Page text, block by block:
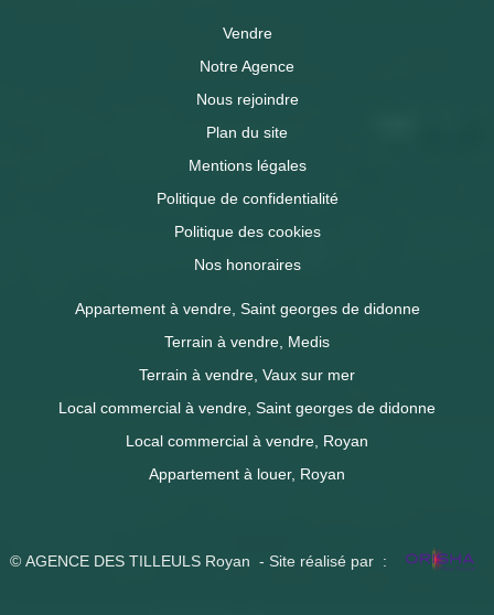
Vendre
Notre Agence
Nous rejoindre
Plan du site
Mentions légales
Politique de confidentialité
Politique des cookies
Nos honoraires
Appartement à vendre, Saint georges de didonne
Terrain à vendre, Medis
Terrain à vendre, Vaux sur mer
Local commercial à vendre, Saint georges de didonne
Local commercial à vendre, Royan
Appartement à louer, Royan
© AGENCE DES TILLEULS Royan - Site réalisé par :